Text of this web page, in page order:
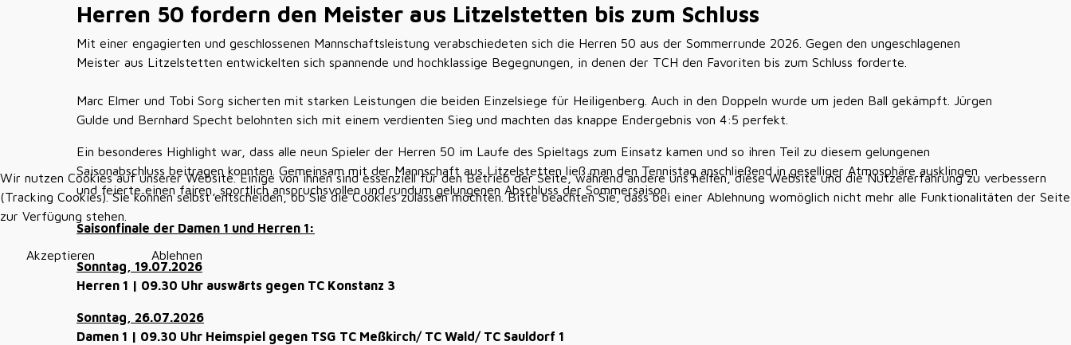
Herren 50 fordern den Meister aus Litzelstetten bis zum Schluss
Mit einer engagierten und geschlossenen Mannschaftsleistung verabschiedeten sich die Herren 50 aus der Sommerrunde 2026. Gegen den ungeschlagenen
Meister aus Litzelstetten entwickelten sich spannende und hochklassige Begegnungen, in denen der TCH den Favoriten bis zum Schluss forderte.
Marc Elmer und Tobi Sorg sicherten mit starken Leistungen die beiden Einzelsiege für Heiligenberg. Auch in den Doppeln wurde um jeden Ball gekämpft. Jürgen
Gulde und Bernhard Specht belohnten sich mit einem verdienten Sieg und machten das knappe Endergebnis von 4:5 perfekt.
Ein besonderes Highlight war, dass alle neun Spieler der Herren 50 im Laufe des Spieltags zum Einsatz kamen und so ihren Teil zu diesem gelungenen
Saisonabschluss beitragen konnten. Gemeinsam mit der Mannschaft aus Litzelstetten ließ man den Tennistag anschließend in geselliger Atmosphäre ausklingen
und feierte einen fairen, sportlich anspruchsvollen und rundum gelungenen Abschluss der Sommersaison.
Saisonfinale der Damen 1 und Herren 1:
Sonntag, 19.07.2026
Herren 1 | 09.30 Uhr auswärts gegen TC Konstanz 3
Sonntag, 26.07.2026
Damen 1 | 09.30 Uhr Heimspiel gegen TSG TC Meßkirch/ TC Wald/ TC Sauldorf 1
Wir nutzen Cookies auf unserer Website. Einige von ihnen sind essenziell für den Betrieb der Seite, während andere uns helfen, diese Website und die Nutzererfahrung zu verbessern
(Tracking Cookies). Sie können selbst entscheiden, ob Sie die Cookies zulassen möchten. Bitte beachten Sie, dass bei einer Ablehnung womöglich nicht mehr alle Funktionalitäten der Seite
zur Verfügung stehen.
Akzeptieren Ablehnen